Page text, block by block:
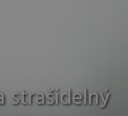
strašidelný